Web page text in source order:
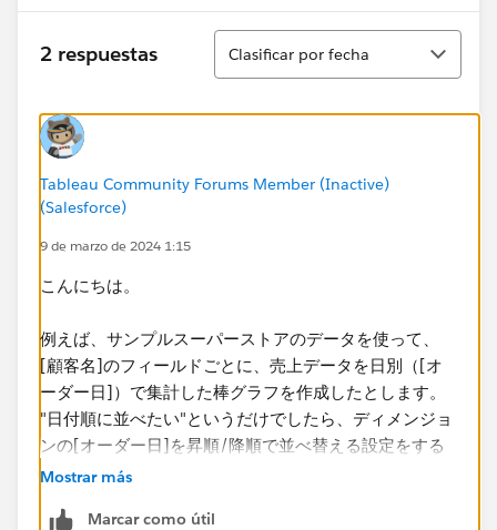
2 respuestas
Ordenar
Clasificar por fecha
Tableau Community Forums Member (Inactive)
(Salesforce)
9 de marzo de 2024 1:15
こんにちは。
例えば、サンプルスーパーストアのデータを使って、
[顧客名]のフィールドごとに、売上データを日別（[オ
ーダー日]）で集計​した棒グラフを作成したとします。
"日付順に並べたい"というだけでしたら、ディメンジョ
ンの[オーダー日]を昇順/降順で並べ替える設定をする
のが最も簡単ですが、表現されたいビジュアライズがも
Mostrar más
Marcar como útil